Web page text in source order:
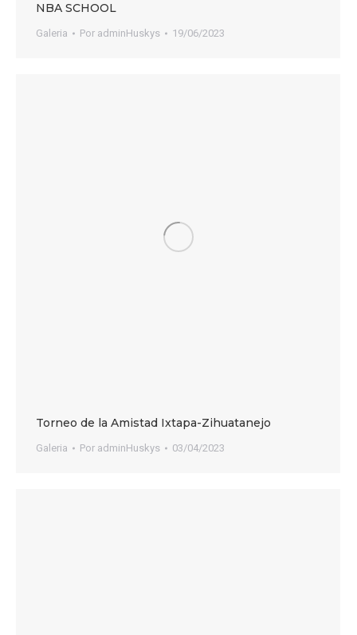
NBA SCHOOL
Galeria Por adminHuskys 19/06/2023
Torneo de la Amistad Ixtapa-Zihuatanejo
Galeria Por adminHuskys 03/04/2023